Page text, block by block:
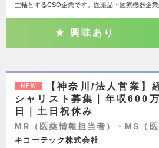
主軸とするCSO企業です。医薬品・医療機器企
興味あり
NEW
【神奈川/法人営業】
シャリスト募集｜年収600
日｜土日祝休み
MR（医薬情報担当者）・MS（医
キコーテック株式会社